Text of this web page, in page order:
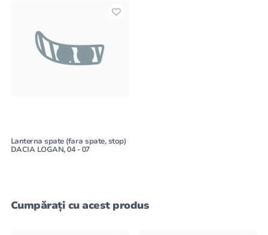
Lanterna spate (fara spate, stop)
DACIA LOGAN, 04 - 07
Cumpărați cu acest produs